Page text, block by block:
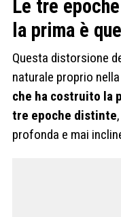
Le tre
la prima è
Questa distorsione
naturale proprio nella
che ha costruito la
tre epoche distinte
profonda e mai